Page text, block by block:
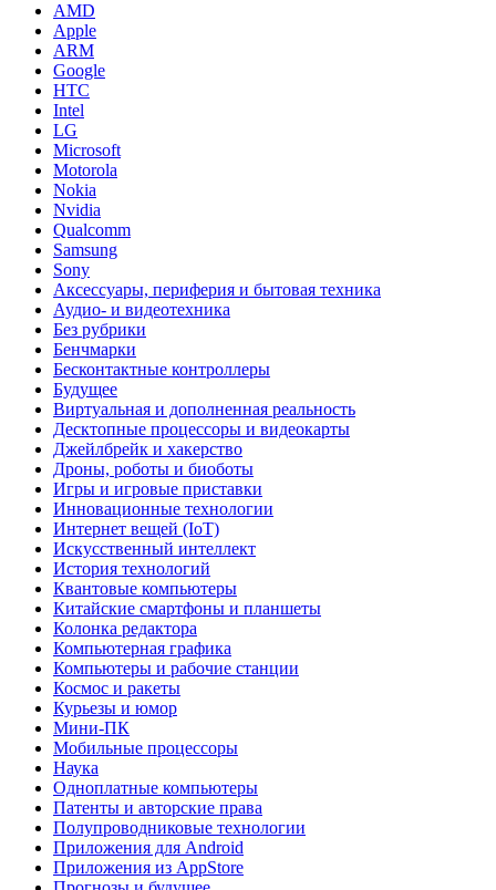
AMD
Apple
ARM
Google
HTC
Intel
LG
Microsoft
Motorola
Nokia
Nvidia
Qualcomm
Samsung
Sony
Аксессуары, периферия и бытовая техника
Аудио- и видеотехника
Без рубрики
Бенчмарки
Бесконтактные контроллеры
Будущее
Виртуальная и дополненная реальность
Десктопные процессоры и видеокарты
Джейлбрейк и хакерство
Дроны, роботы и биоботы
Игры и игровые приставки
Инновационные технологии
Интернет вещей (IoT)
Искусственный интеллект
История технологий
Квантовые компьютеры
Китайские смартфоны и планшеты
Колонка редактора
Компьютерная графика
Компьютеры и рабочие станции
Космос и ракеты
Курьезы и юмор
Мини-ПК
Мобильные процессоры
Наука
Одноплатные компьютеры
Патенты и авторские права
Полупроводниковые технологии
Приложения для Android
Приложения из AppStore